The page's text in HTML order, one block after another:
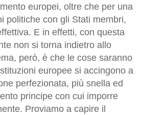
europei, oltre che per una
politiche con gli Stati membri,
E in effetti, con questa
non si torna indietro allo
però, è che le cose saranno
europee si accingono a
perfezionata, più snella ed
principe con cui imporre
Proviamo a capire il